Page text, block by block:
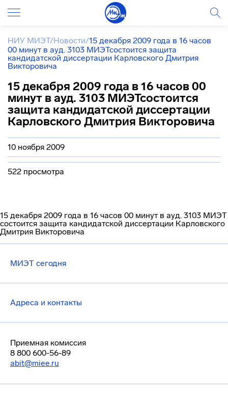
НИУ МИЭТ/Новости/15 декабря 2009 года в 16 часов
00 минут в ауд. 3103 МИЭТсостоится защита
кандидатской диссертации Карловского Дмитрия
Викторовича
15 декабря 2009 года в 16 часов 00
минут в ауд. 3103 МИЭТсостоится
защита кандидатской диссертации
Карловского Дмитрия Викторовича
10 ноября 2009
522 просмотра
15 декабря 2009 года в 16 часов 00 минут в ауд. 3103 МИЭТ
состоится защита кандидатской диссертации Карловского
Дмитрия Викторовича
МИЭТ сегодня
Адреса и контакты
Приемная комиссия
8 800 600-56-89
abit@miee.ru